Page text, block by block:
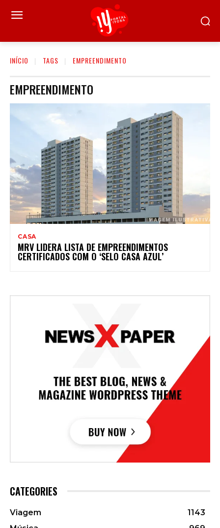
INÍCIO TAGS EMPREENDIMENTO
EMPREENDIMENTO
CASA
MRV LIDERA LISTA DE EMPREENDIMENTOS
CERTIFICADOS COM O ‘SELO CASA AZUL’
CATEGORIES
Viagem
1143